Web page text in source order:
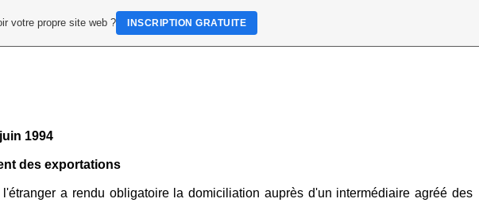
1994
des exportations
a rendu obligatoire la domiciliation auprès d'un intermédiaire agréé des
votre propre site web ? INSCRIPTION GRATUITE